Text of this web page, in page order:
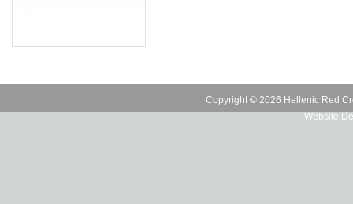
Copyright © 2026 Hellenic Red
Website